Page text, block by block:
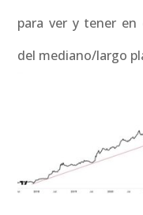
para ver y tener
del mediano/largo